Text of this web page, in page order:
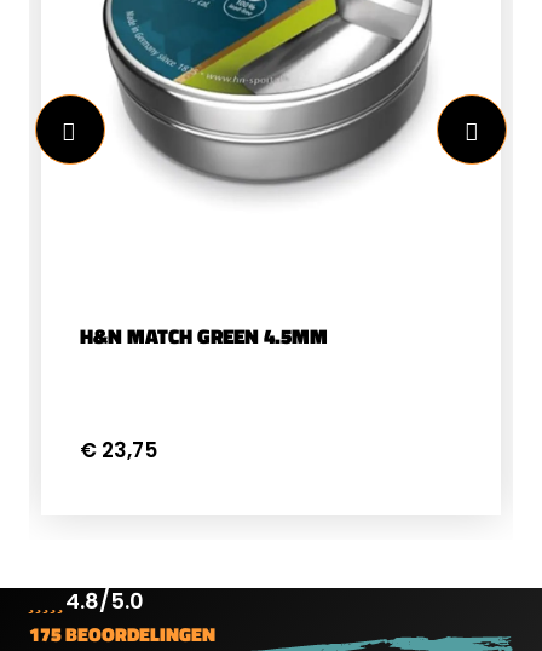
H&N MATCH GREEN 4.5MM
€ 23,75
4.8/5.0
175 BEOORDELINGEN